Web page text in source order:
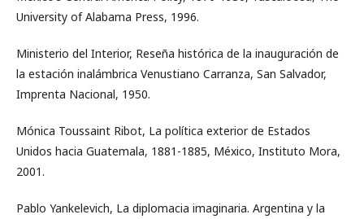
University of Alabama Press, 1996.
Ministerio del Interior, Reseña histórica de la inauguración de
la estación inalámbrica Venustiano Carranza, San Salvador,
Imprenta Nacional, 1950.
Mónica Toussaint Ribot, La política exterior de Estados
Unidos hacia Guatemala, 1881-1885, México, Instituto Mora,
2001.
Pablo Yankelevich, La diplomacia imaginaria. Argentina y la